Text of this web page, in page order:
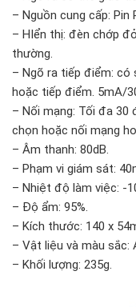
– Nguồn cung cấp: Pin
– HIển thị: đèn chớp
thường.
– Ngõ ra tiếp điểm: có
hoặc tiếp điểm. 5mA/
– Nối mạng: Tối đa 30
chọn hoặc nối mạng
– Âm thanh: 80dB.
– Phạm vi giám sát:
– Nhiệt độ làm việc: -
– Độ ẩm: 95%.
– Kích thước: 140 x
– Vật liệu và màu sắc:
– Khối lượng: 235g.